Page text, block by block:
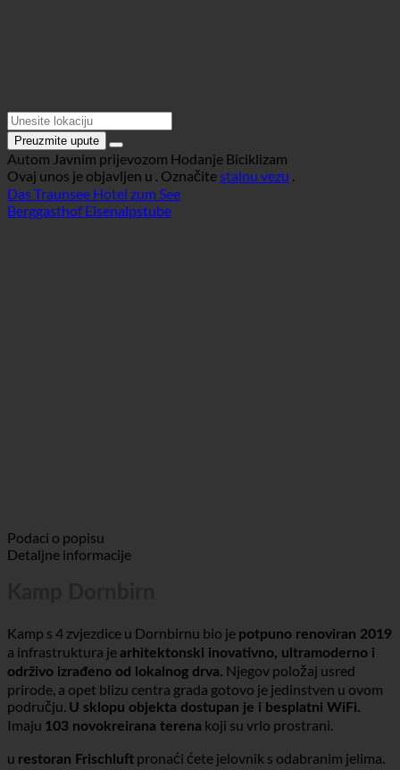
Preuzmite upute
Autom Javnim prijevozomHodanje
Ovaj unos je objavljen u . Označite
Kamp Dornbirn
Kamp s 4 zvjezdice u Dornbirnu bio jepotpuno renoviran 2019
a infrastruktura jearhitektonski inovativno, ultramoderno i
održivo izrađeno od lokalnog drva.Njegov položaj usred
prirode, a opet blizu centra grada gotovo je jedinstven u ovom
Imaju103 novokreirana terenakoji su vrlo prostrani.